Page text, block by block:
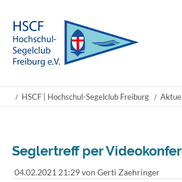
HSCF | Hochschul-Segelclub Freiburg
Seglertreff per
04.02.2021 21:29von Gerti Zaehringer